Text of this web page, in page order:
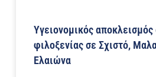
Υγειονομικός αποκλεισμός
φιλοξενίας σε Σχιστό,
Ελαιώνα